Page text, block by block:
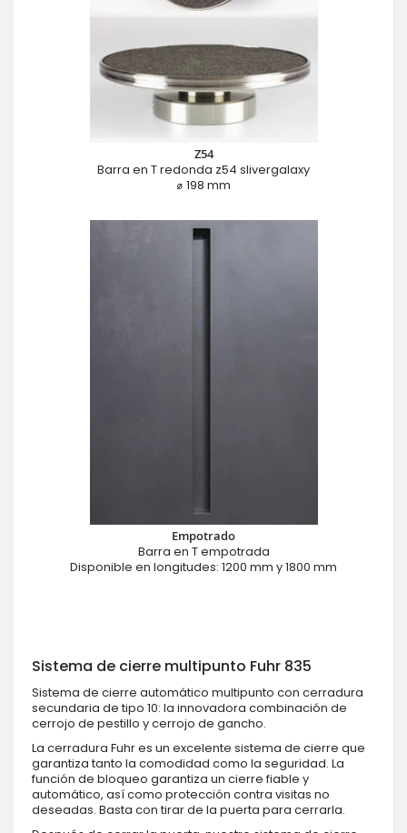
Z54
Barra en T redonda z54 slivergalaxy
⌀ 198 mm
Empotrado
Barra en T empotrada
Disponible en longitudes: 1200 mm y 1800 mm
Sistema de cierre multipunto Fuhr 835
Sistema de cierre automático multipunto con cerradura
secundaria de tipo 10: la innovadora combinación de
cerrojo de pestillo y cerrojo de gancho.
La cerradura Fuhr es un excelente sistema de cierre que
garantiza tanto la comodidad como la seguridad. La
función de bloqueo garantiza un cierre fiable y
automático, así como protección contra visitas no
deseadas. Basta con tirar de la puerta para cerrarla.